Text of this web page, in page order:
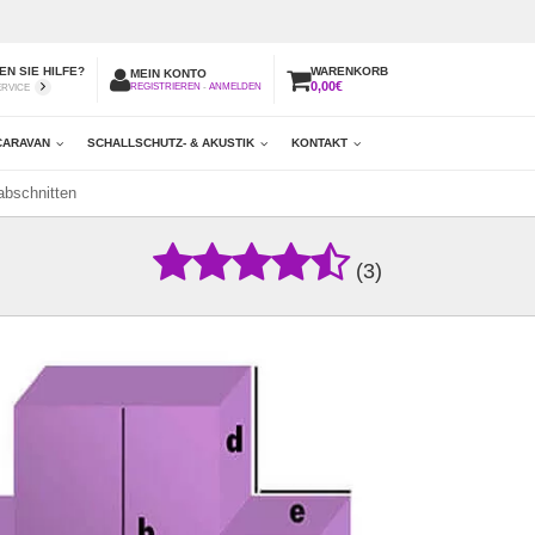
SIE HILFE? MEIN KONTO
REGISTRIEREN - ANMELDEN
WARENKORB
0,00€
SCHALLSCHUTZ- & AKUSTIK KONTAKT
(3)